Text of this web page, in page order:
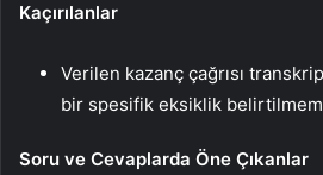
Kaçırılanlar
Verilen kazanç çağrısı
bir spesifik eksiklik
Soru ve Cevaplarda Öne Çıkanlar